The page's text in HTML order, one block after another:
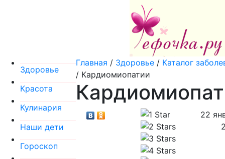
Здоровье
Красота
Кулинария
Наши дети
Гороскоп
Главная / Здоровье / Каталог
/ Кардиомиопатии
22